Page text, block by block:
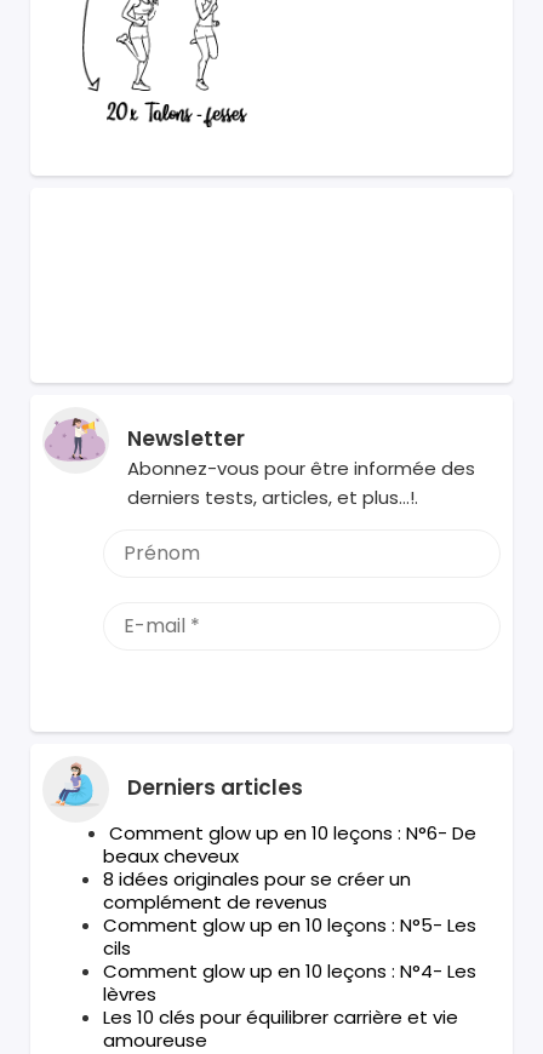
Newsletter
Abonnez-vous pour être informée des
derniers tests, articles, et plus…!.
Derniers articles
Comment glow up en 10 leçons : N°6- De
beaux cheveux
8 idées originales pour se créer un
complément de revenus
Comment glow up en 10 leçons : N°5- Les
cils
Comment glow up en 10 leçons : N°4- Les
lèvres
Les 10 clés pour équilibrer carrière et vie
amoureuse